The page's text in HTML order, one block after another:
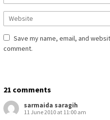
Save my name, email, and
comment.
21 comments
sarmaida saragih
11 June 2010 at 11:00 am